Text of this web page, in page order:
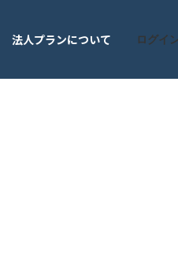
法人プランについて ログイ